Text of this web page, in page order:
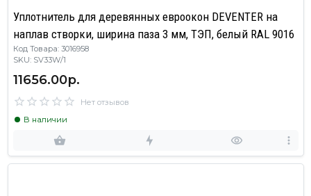
Уплотнитель для деревянных евроокон DEVENTER на
наплав створки, ширина паза 3 мм, ТЭП, белый RAL 9016
Код Товара: 3016958
SKU: SV33W/1
11656.00р.
Нет отзывов
В наличии